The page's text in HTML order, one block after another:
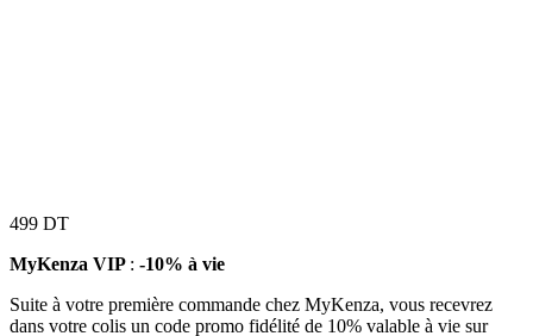
499 DT
MyKenza VIP : -10% à vie
Suite à votre première commande chez MyKenza, vous recevrez
dans votre colis un code promo fidélité de 10% valable à vie sur